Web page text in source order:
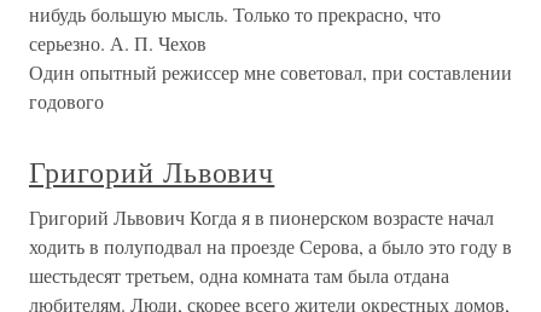
нибудь большую мысль. Только то прекрасно, что
серьезно. А. П. Чехов
Один опытный режиссер мне советовал, при составлении
годового
Григорий Львович
Григорий Львович Когда я в пионерском возрасте начал
ходить в полуподвал на проезде Серова, а было это году в
шестьдесят третьем, одна комната там была отдана
любителям. Люди, скорее всего жители окрестных домов,